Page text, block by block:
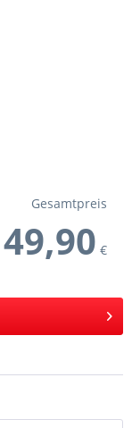
Gesamtpreis
49,90 €